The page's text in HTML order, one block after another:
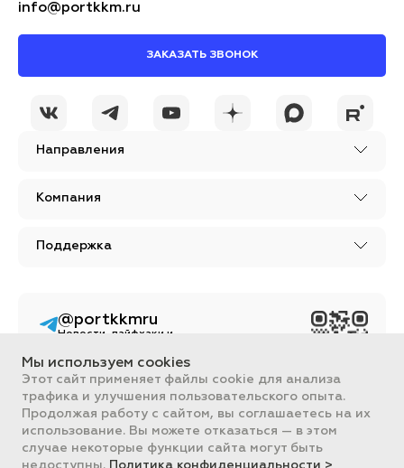
конфиденциальности
КОММЕНТАРИЙ
Направления
Компания
Поддержка
info@portkkm.ru
ЗАКАЗАТЬ ЗВОНОК
Вся информация, размещенная на сайте, носит ознакомительный
характер и не является публичной офертой, определяемой
положениями Статьи 437 ГК РФ.
Все цены на сайте указаны с НДС. ООО "ПОРТ" ИНН 2461018892,
ОГРН 1022401953496
@portkkmru
Новости, лайфхаки и
контент PORT - бизнес
портал
Мы используем cookies
Этот сайт применяет файлы cookie для анализа
трафика и улучшения пользовательского опыта.
Продолжая работу с сайтом, вы соглашаетесь на их
использование. Вы можете отказаться — в этом
случае некоторые функции сайта могут быть
недоступны. Политика конфиденциальности >